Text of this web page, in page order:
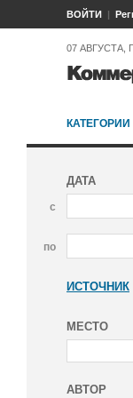
ВОЙТИ
07 АВГУСТА,
КАТЕГОРИИ
ДАТА
с
по
ИСТОЧНИК
МЕСТО
АВТОР